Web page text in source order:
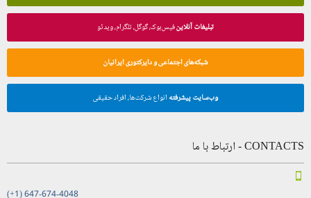
تبلیغات آنلاینفیس‌بوک، گوگل، تلگرام، ویدئو
شبکه‌های اجتماعی و دایرکتوری ایرانیان
وب‌سایت پیشرفته انواع شرکت‌ها، افراد حقیقی
CONTACTS - ارتباط با ما
(+1) 647-674-4048